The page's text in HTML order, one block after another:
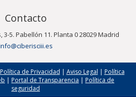
Contacto
5. Pabellón 11. Planta 0 28029 Madrid
Política de Privacidad | Aviso Legal | Política
| Portal de Transparencia | Política de
seguridad